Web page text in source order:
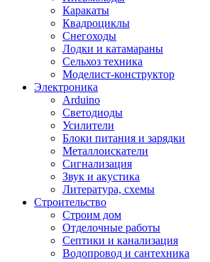
Каракаты
Квадроциклы
Снегоходы
Лодки и катамараны
Сельхоз техника
Моделист-конструктор
Электроника
Arduino
Светодиоды
Усилители
Блоки питания и зарядки
Металлоискатели
Сигнализация
Звук и акустика
Литература, схемы
Строительство
Строим дом
Отделочные работы
Септики и канализация
Водопровод и сантехника